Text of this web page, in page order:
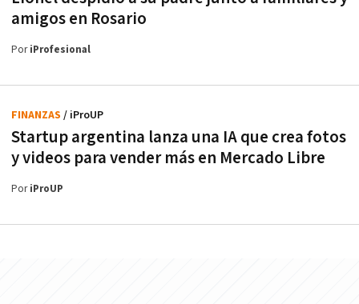
amigos en Rosario
PoriProfesional
Startup argentina lanza una IA que crea fotos
y videos para vender más en Mercado Libre
FINANZAS / iProUP
PoriProUP